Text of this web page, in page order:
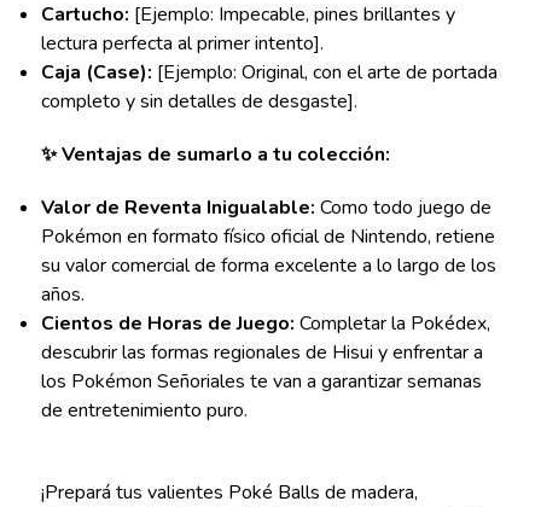
Cartucho: [Ejemplo: Impecable, pines brillantes y
lectura perfecta al primer intento].
Caja (Case): [Ejemplo: Original, con el arte de portada
completo y sin detalles de desgaste].
✨ Ventajas de sumarlo a tu colección:
Valor de Reventa Inigualable: Como todo juego de
Pokémon en formato físico oficial de Nintendo, retiene
su valor comercial de forma excelente a lo largo de los
años.
Cientos de Horas de Juego: Completar la Pokédex,
descubrir las formas regionales de Hisui y enfrentar a
los Pokémon Señoriales te van a garantizar semanas
de entretenimiento puro.
¡Prepará tus valientes Poké Balls de madera,